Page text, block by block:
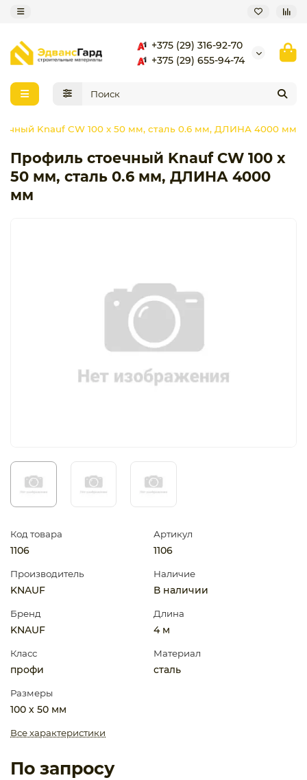
+375 (29) 316-92-70
+375 (29) 655-94-74
Knauf CW 100 x 50 мм, сталь 0.6 мм, ДЛИНА 4000 мм
Профиль стоечный Knauf CW 100 x
50 мм, сталь 0.6 мм, ДЛИНА 4000
мм
Код товара
1106
Артикул
1106
Производитель
KNAUF
Наличие
В наличии
Бренд
KNAUF
Длина
4 м
Класс
профи
Материал
сталь
Размеры
100 х 50 мм
Все характеристики
По запросу